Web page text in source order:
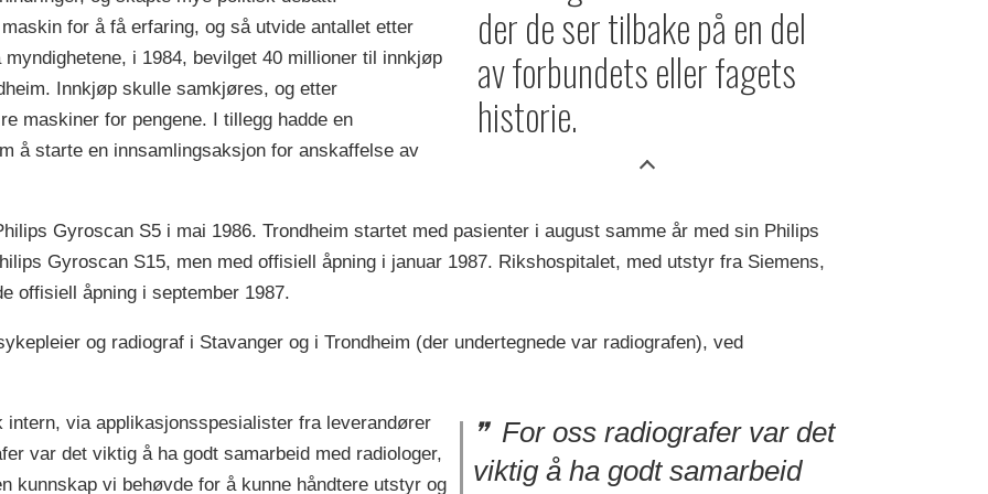
der de ser tilbake på en del
av forbundets eller fagets
historie.
for å få erfaring, og så utvide antallet etter
i 1984, bevilget 40 millioner til innkjøp
Innkjøp skulle samkjøres, og etter
maskiner for pengene. I tillegg hadde en
å starte en innsamlingsaksjon for anskaffelse av
Gyroscan S5 i mai 1986. Trondheim startet med pasienter i august samme år med sin Philips
Gyroscan S15, men med offisiell åpning i januar 1987. Rikshospitalet, med utstyr fra Siemens,
offisiell åpning i september 1987.
og radiograf i Stavanger og i Trondheim (der undertegnede var radiografen), ved
For oss radiografer var det
viktig å ha godt samarbeid
via applikasjonsspesialister fra leverandører
var det viktig å ha godt samarbeid med radiologer,
kunnskap vi behøvde for å kunne håndtere utstyr og